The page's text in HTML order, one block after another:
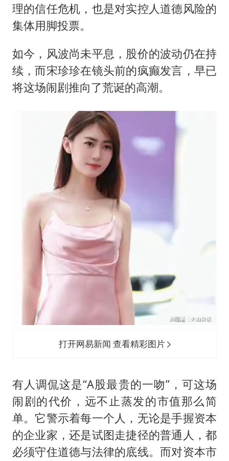
理的信任危机，也是对实控人道德风险的
集体用脚投票。
如今，风波尚未平息，股价的波动仍在持
续，而宋珍珍在镜头前的疯癫发言，早已
将这场闹剧推向了荒诞的高潮。
打开网易新闻 查看精彩图片
有人调侃这是“A股最贵的一吻”，可这场
闹剧的代价，远不止蒸发的市值那么简
单。它警示着每一个人，无论是手握资本
的企业家，还是试图走捷径的普通人，都
必须守住道德与法律的底线。而对资本市